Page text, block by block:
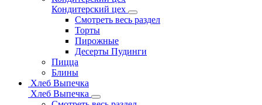
Кондитерский цех
Смотреть весь раздел
Торты
Пирожные
Десерты Пудинги
Пицца
Блины
Хлеб Выпечка
Хлеб Выпечка